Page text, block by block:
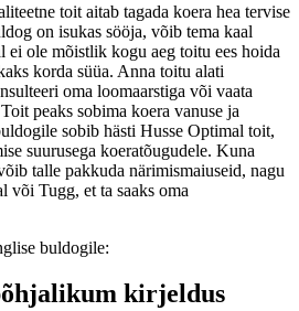
toit aitab tagada koera hea tervise
on isukas sööja, võib tema kaal
ei ole mõistlik kogu aeg toitu ees hoida
korda süüa. Anna toitu alati
oma loomaarstiga või vaata
peaks sobima koera vanuse ja
sobib hästi Husse Optimal toit,
suurusega koeratõugudele. Kuna
talle pakkuda närimismaiuseid, nagu
või Tugg, et ta saaks oma
buldogile:
kirjeldus